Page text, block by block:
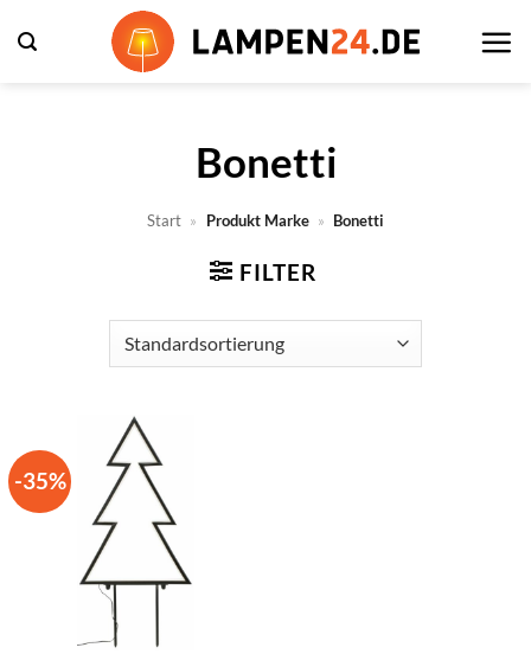
Inhalt
Bonetti
Start » Produkt Marke » Bonetti
FILTER
-35%